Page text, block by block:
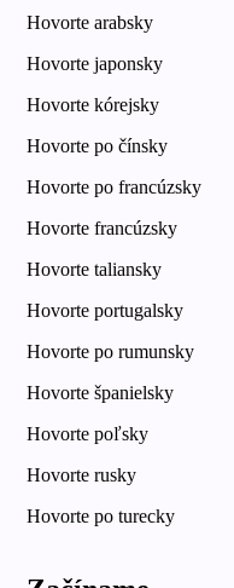
Hovorte arabsky
Hovorte japonsky
Hovorte kórejsky
Hovorte po čínsky
Hovorte po francúzsky
Hovorte francúzsky
Hovorte taliansky
Hovorte portugalsky
Hovorte po rumunsky
Hovorte španielsky
Hovorte poľsky
Hovorte rusky
Hovorte po turecky